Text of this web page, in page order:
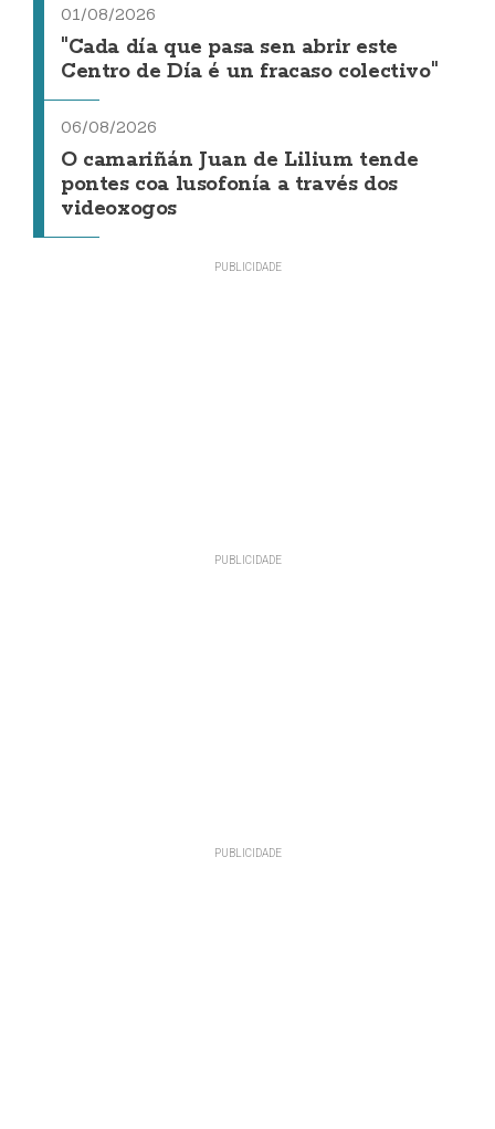
01/08/2026
"Cada día que pasa sen abrir este
Centro de Día é un fracaso colectivo"
06/08/2026
O camariñán Juan de Lilium tende
pontes coa lusofonía a través dos
videoxogos